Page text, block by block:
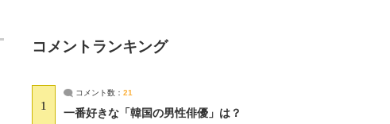
コメントランキング
1
コメント数： 21
一番好きな「韓国の男性俳優」は？